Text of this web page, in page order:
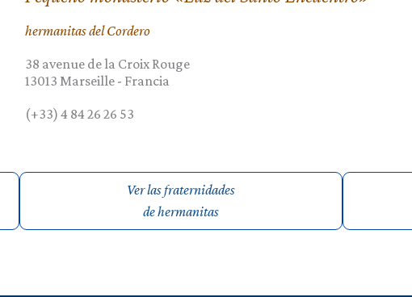
hermanitas del Cordero
38 avenue de la Croix Rouge
13013 Marseille- Francia
(+33) 4 84 26 26 53
Ver las fraternidades
de hermanitas